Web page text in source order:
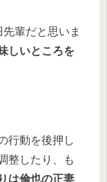
輩だと思いま
しいところを
行動を後押し
整したり、も
は倫也の正妻